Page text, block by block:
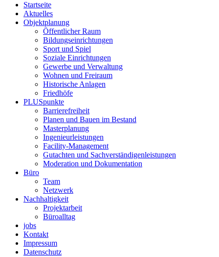
Startseite
Aktuelles
Objektplanung
Öffentlicher Raum
Bildungseinrichtungen
Sport und Spiel
Soziale Einrichtungen
Gewerbe und Verwaltung
Wohnen und Freiraum
Historische Anlagen
Friedhöfe
PLUSpunkte
Barrierefreiheit
Planen und Bauen im Bestand
Masterplanung
Ingenieurleistungen
Facility-Management
Gutachten und Sachverständigenleistungen
Moderation und Dokumentation
Büro
Team
Netzwerk
Nachhaltigkeit
Projektarbeit
Büroalltag
jobs
Kontakt
Impressum
Datenschutz